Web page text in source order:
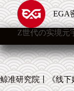
跳
至
内
EGA
Z世代の实境元
鲸准研究院丨《线